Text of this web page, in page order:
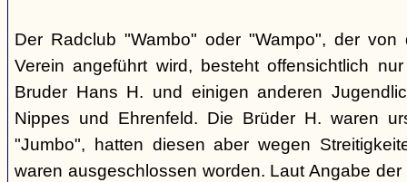
Der Radclub "Wambo" oder "Wampo", der
Verein angeführt wird, besteht offensichtlich
Bruder Hans H. und einigen anderen
Nippes und Ehrenfeld. Die Brüder H. waren
"Jumbo", hatten diesen aber wegen
waren ausgeschlossen worden. Laut Angabe